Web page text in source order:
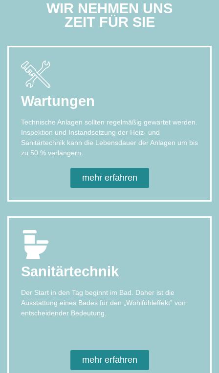
WIR NEHMEN UNS
ZEIT FÜR SIE
Wartungen
Technische Anlagen sollten regelmäßig gewartet werden.
Inspektion und Instandsetzung der Heiz- und
Sanitärtechnik kann die Lebensdauer der Anlagen um bis
zu 50 % verlängern.
mehr erfahren
Sanitärtechnik
Der Start in den Tag beginnt im Bad. Daher ist die
Ausstattung eines Bades für den „Wohlfühleffekt” von
entscheidender Bedeutung.
mehr erfahren